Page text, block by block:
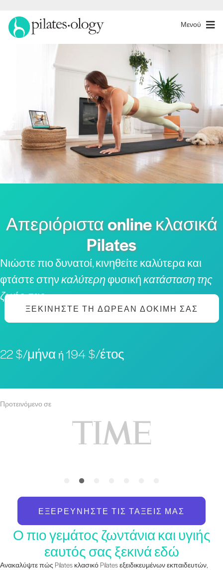
Μενού
Απεριόριστα online κλασικά
Pilates
Νιώστε πιο δυνατοί, κινηθείτε καλύτερα και
φτάστε στηνκαλύτερηφυσικήκατάσταση της
ζωής σας
ΞΕΚΙΝΉΣΤΕ ΤΗ ΔΩΡΕΆΝ ΔΟΚΙΜΉ ΣΑΣ
22 $/μήνα ή 194 $/έτος
Προτεινόμενο σε
ΕΞΕΡΕΥΝΉΣΤΕ ΤΙΣ ΤΆΞΕΙΣ ΜΑΣ
Ο πιο γεμάτος ζωντάνια και υγιής
εαυτός σας ξεκινά εδώ
Ανακαλύψτε πώς Pilates κλασικό Pilates εξειδικευμένων εκπαιδευτών,